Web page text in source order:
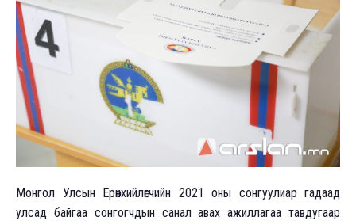
Монгол Улсын Ерөнхийлөгчийн 2021 оны сонгуулиар гадаад
улсад байгаа сонгогчдын санал авах ажиллагаа тавдугаар